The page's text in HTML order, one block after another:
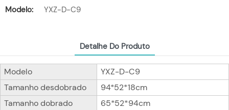
Modelo:
YXZ-D-C9
Detalhe Do Produto
Modelo
YXZ-D-C9
Tamanho desdobrado
94*52*18cm
Tamanho dobrado
65*52*94cm